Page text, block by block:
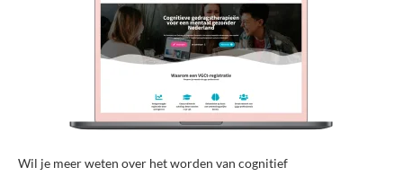
Wil je meer weten over het worden van cognitief